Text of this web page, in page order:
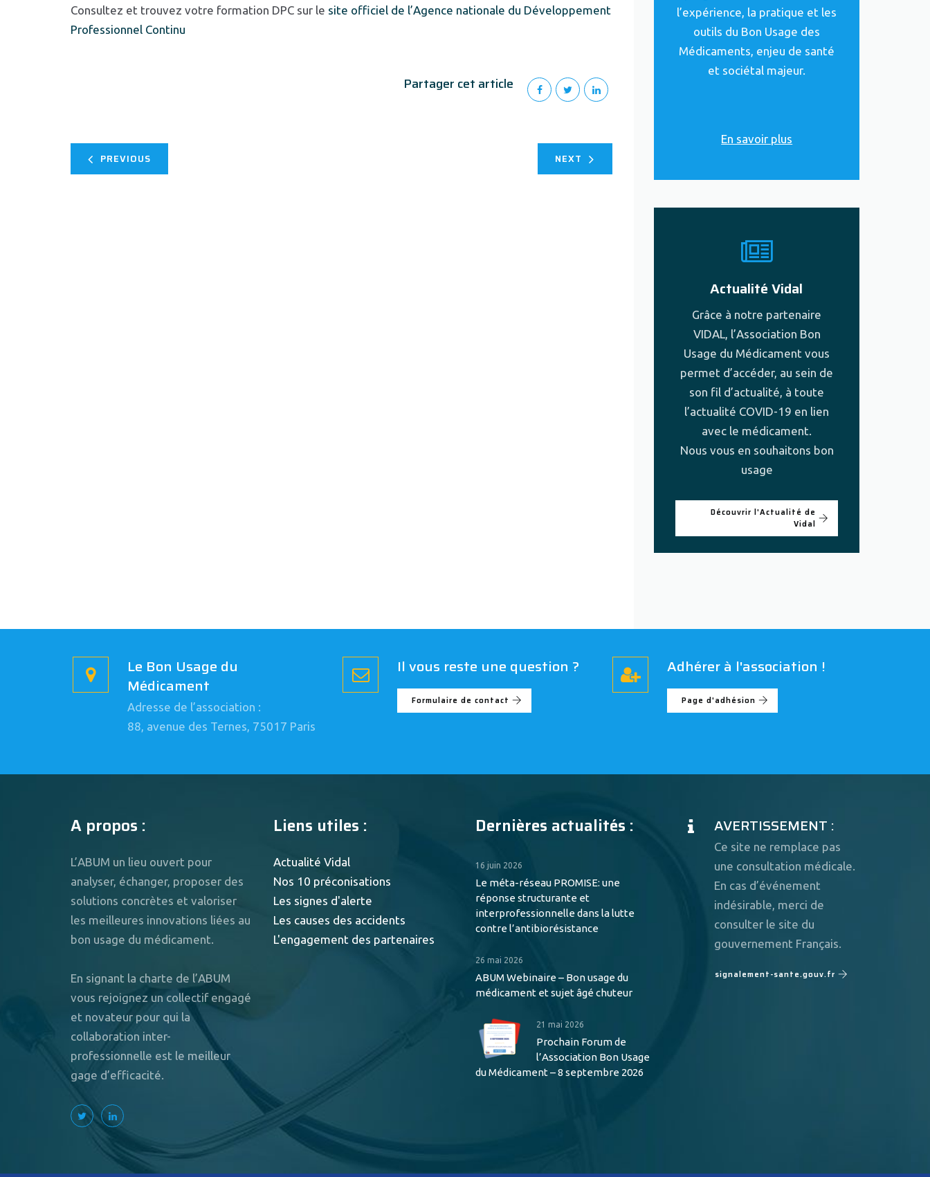
Consultez et trouvez votre formation DPC sur le site officiel de l’Agence nationale du Développement
Professionnel Continu
Partager cet article
PREVIOUS NEXT
l’expérience, la pratique et les
outils du Bon Usage des
Médicaments, enjeu de santé
et sociétal majeur.
En savoir plus
Actualité Vidal
Grâce à notre partenaire
VIDAL, l’Association Bon
Usage du Médicament vous
permet d’accéder, au sein de
son fil d’actualité, à toute
l’actualité COVID-19 en lien
avec le médicament.
Nous vous en souhaitons bon
usage
Découvrir l'Actualité de
Vidal
Le Bon Usage du
Médicament
Adresse de l’association :
88, avenue des Ternes, 75017 Paris
Il vous reste une question ?
Formulaire de contact
Adhérer à l'association !
Page d'adhésion
A propos :
L’ABUM un lieu ouvert pour
analyser, échanger, proposer des
solutions concrètes et valoriser
les meilleures innovations liées au
bon usage du médicament.
En signant la charte de l’ABUM
vous rejoignez un collectif engagé
et novateur pour qui la
collaboration inter-
professionnelle est le meilleur
gage d’efficacité.
Liens utiles :
Actualité Vidal
Nos 10 préconisations
Les signes d'alerte
Les causes des accidents
L'engagement des partenaires
Dernières actualités :
16 juin 2026
Le méta-réseau PROMISE: une
réponse structurante et
interprofessionnelle dans la lutte
contre l’antibiorésistance
26 mai 2026
ABUM Webinaire – Bon usage du
médicament et sujet âgé chuteur
21 mai 2026
Prochain Forum de
l’Association Bon Usage
du Médicament – 8 septembre 2026
AVERTISSEMENT :
Ce site ne remplace pas
une consultation médicale.
En cas d’événement
indésirable, merci de
consulter le site du
gouvernement Français.
signalement-sante.gouv.fr